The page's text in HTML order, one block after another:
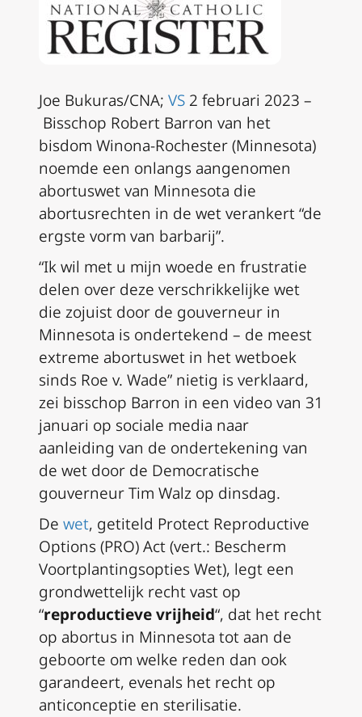
Joe Bukuras/CNA; VS 2 februari 2023 –
Bisschop Robert Barron van het
bisdom Winona-Rochester (Minnesota)
noemde een onlangs aangenomen
abortuswet van Minnesota die
abortusrechten in de wet verankert “de
ergste vorm van barbarij”.
“Ik wil met u mijn woede en frustratie
delen over deze verschrikkelijke wet
die zojuist door de gouverneur in
Minnesota is ondertekend – de meest
extreme abortuswet in het wetboek
sinds Roe v. Wade” nietig is verklaard,
zei bisschop Barron in een video van 31
januari op sociale media naar
aanleiding van de ondertekening van
de wet door de Democratische
gouverneur Tim Walz op dinsdag.
De wet, getiteld Protect Reproductive
Options (PRO) Act (vert.: Bescherm
Voortplantingsopties Wet), legt een
grondwettelijk recht vast op
“reproductieve vrijheid“, dat het recht
op abortus in Minnesota tot aan de
geboorte om welke reden dan ook
garandeert, evenals het recht op
anticonceptie en sterilisatie.